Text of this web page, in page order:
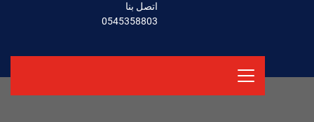
اتصل بنا
0545358803